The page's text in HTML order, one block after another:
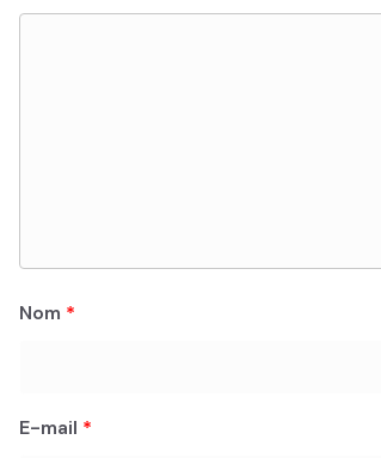
Nom *
E-mail *